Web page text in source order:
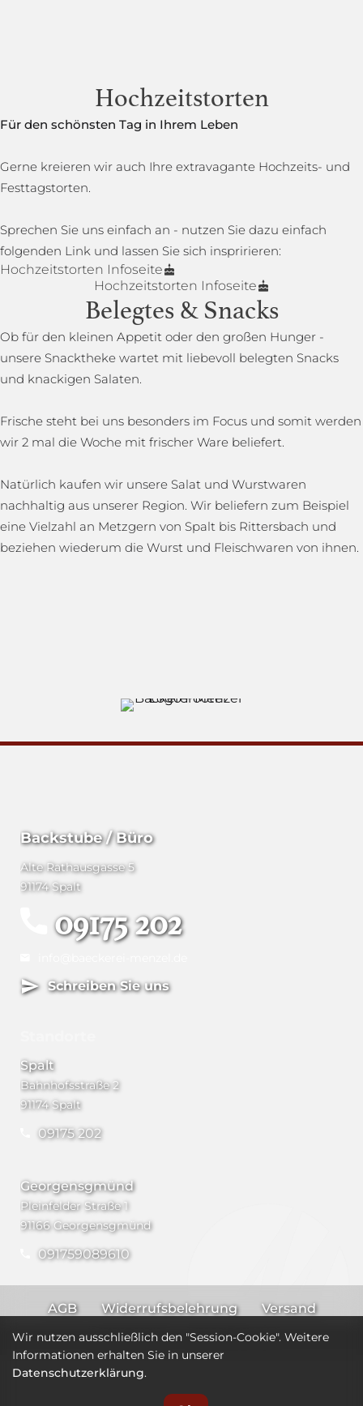
Hochzeitstorten
Für den schönsten Tag in Ihrem Leben
Gerne kreieren wir auch Ihre extravagante Hochzeits- und
Festtagstorten.
Sprechen Sie uns einfach an - nutzen Sie dazu einfach
folgenden Link und lassen Sie sich inspririeren:
Hochzeitstorten Infoseite
Hochzeitstorten Infoseite
Belegtes & Snacks
Ob für den kleinen Appetit oder den großen Hunger -
unsere Snacktheke wartet mit liebevoll belegten Snacks
und knackigen Salaten.
Frische steht bei uns besonders im Focus und somit werden
wir 2 mal die Woche mit frischer Ware beliefert.
Natürlich kaufen wir unsere Salat und Wurstwaren
nachhaltig aus unserer Region. Wir beliefern zum Beispiel
eine Vielzahl an Metzgern von Spalt bis Rittersbach und
beziehen wiederum die Wurst und Fleischwaren von ihnen.
Backstube / Büro
Alte Rathausgasse 5
91174 Spalt
09175 202
Schreiben Sie uns
Spalt
Bahnhofsstraße 2
91174 Spalt
09175 202
Georgensgmünd
Pleinfelder Straße 1
91166 Georgensgmünd
091759089610
AGB Widerrufsbelehrung
Versand
Impressum
Datenschutz
Wir nutzen ausschließlich den "Session-Cookie". Weitere
Informationen erhalten Sie in unserer
Datenschutzerklärung.